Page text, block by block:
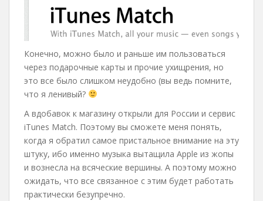
Конечно, можно было и раньше им пользоваться
через подарочные карты и прочие ухищрения, но
это все было слишком неудобно (вы ведь помните,
что я ленивый?
А вдобавок к магазину открыли для России и сервис
iTunes Match. Поэтому вы сможете меня понять,
когда я обратил самое пристальное внимание на эту
штуку, ибо именно музыка вытащила Apple из жопы
и вознесла на всяческие вершины. А поэтому можно
ожидать, что все связанное с этим будет работать
практически безупречно.